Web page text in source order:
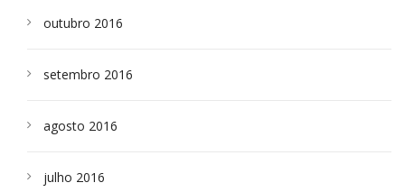
outubro 2016
setembro 2016
agosto 2016
julho 2016